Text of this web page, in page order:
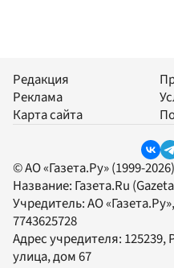
Редакция
Реклама
Карта сайта
© АО «Газета.Ру» (1999-
Название: Газета.Ru
Учредитель:АО «Газета.Ру»
7743625728
Адрес учредителя:
улица, дом 67